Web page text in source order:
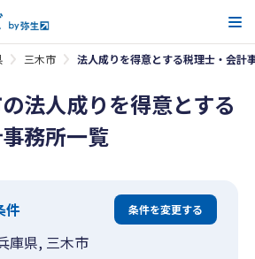
三木市 法人成りを得意とする税理士・会計
法人成りを得意とする
務所一覧
件 条件を変更する
庫県, 三木市